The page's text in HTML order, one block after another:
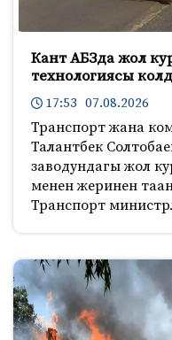
Кант АБЗда жол
технологиясы
17:53 07.08.2026
Транспорт жана
Талантбек
заводундагы жол
менен жеринен
Транспорт